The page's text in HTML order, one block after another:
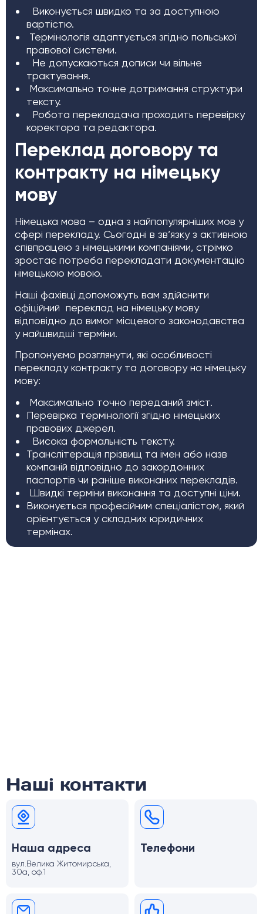
Виконується швидко та за доступною
вартістю.
Термінологія адаптується згідно польської
правової системи.
Не допускаються дописи чи вільне
трактування.
Максимально точне дотримання структури
тексту.
Робота перекладача проходить перевірку
коректора та редактора.
Переклад договору та
контракту на німецьку
мову
Німецька мова – одна з найпопулярніших мов у
сфері перекладу. Сьогодні в зв’язку з активною
співпрацею з німецькими компаніями, стрімко
зростає потреба перекладати документацію
німецькою мовою.
Наші фахівці допоможуть вам здійснити
офіційний переклад на німецьку мову
відповідно до вимог місцевого законодавства
у найшвидші терміни.
Пропонуємо розглянути, які особливості
перекладу контракту та договору на німецьку
мову:
Максимально точно переданий зміст.
Перевірка термінології згідно німецьких
правових джерел.
Висока формальність тексту.
Транслітерація прізвищ та імен або назв
компаній відповідно до закордонних
паспортів чи раніше виконаних перекладів.
Швидкі терміни виконання та доступні ціни.
Виконується професійним спеціалістом, який
орієнтується у складних юридичних
термінах.
Наші контакти
Наша адреса
вул.Велика Житомирська,
30а, оф.1
Телефони